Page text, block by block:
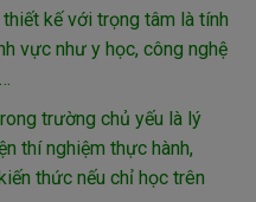
kế với trọng tâm là tính
vực như y học, công nghệ
trường chủ yếu là lý
thí nghiệm thực hành,
thức nếu chỉ học trên